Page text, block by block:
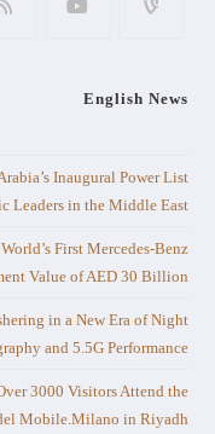
English News
Inaugural Power List
Leaders in the Middle East
First Mercedes-Benz
Value of AED 30 Billion
in a New Era of Night
and 5.5G Performance
3000 Visitors Attend the
Mobile.Milano in Riyadh